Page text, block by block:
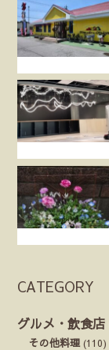
CATEGORY
グルメ・飲食店
その他料理 (110)